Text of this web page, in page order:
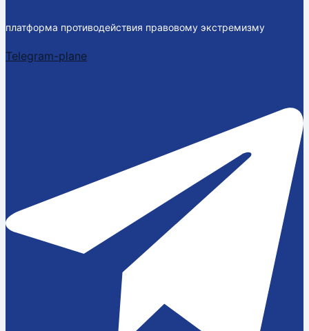
платформа противодействия правовому экстремизму
Telegram-plane